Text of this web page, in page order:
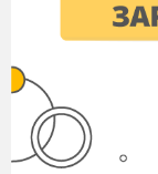
чепурять,
"Тому то
вимащена,
Ніхто у цю